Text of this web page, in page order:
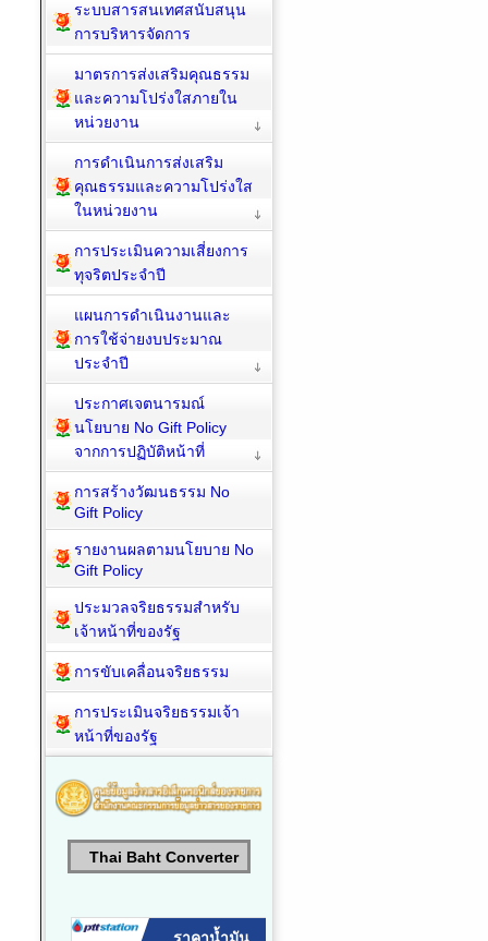
ระบบสารสนเทศสนับสนุน
การบริหารจัดการ
มาตรการส่งเสริมคุณธรรม
และความโปร่งใสภายใน
หน่วยงาน
การดำเนินการส่งเสริม
คุณธรรมและความโปร่งใส
ในหน่วยงาน
การประเมินความเสี่ยงการ
ทุจริตประจำปี
แผนการดำเนินงานและ
การใช้จ่ายงบประมาณ
ประจำปี
ประกาศเจตนารมณ์
นโยบาย No Gift Policy
จากการปฏิบัติหน้าที่
การสร้างวัฒนธรรม No
Gift Policy
รายงานผลตามนโยบาย No
Gift Policy
ประมวลจริยธรรมสำหรับ
เจ้าหน้าที่ของรัฐ
การขับเคลื่อนจริยธรรม
การประเมินจริยธรรมเจ้า
หน้าที่ของรัฐ
Thai Baht Converter